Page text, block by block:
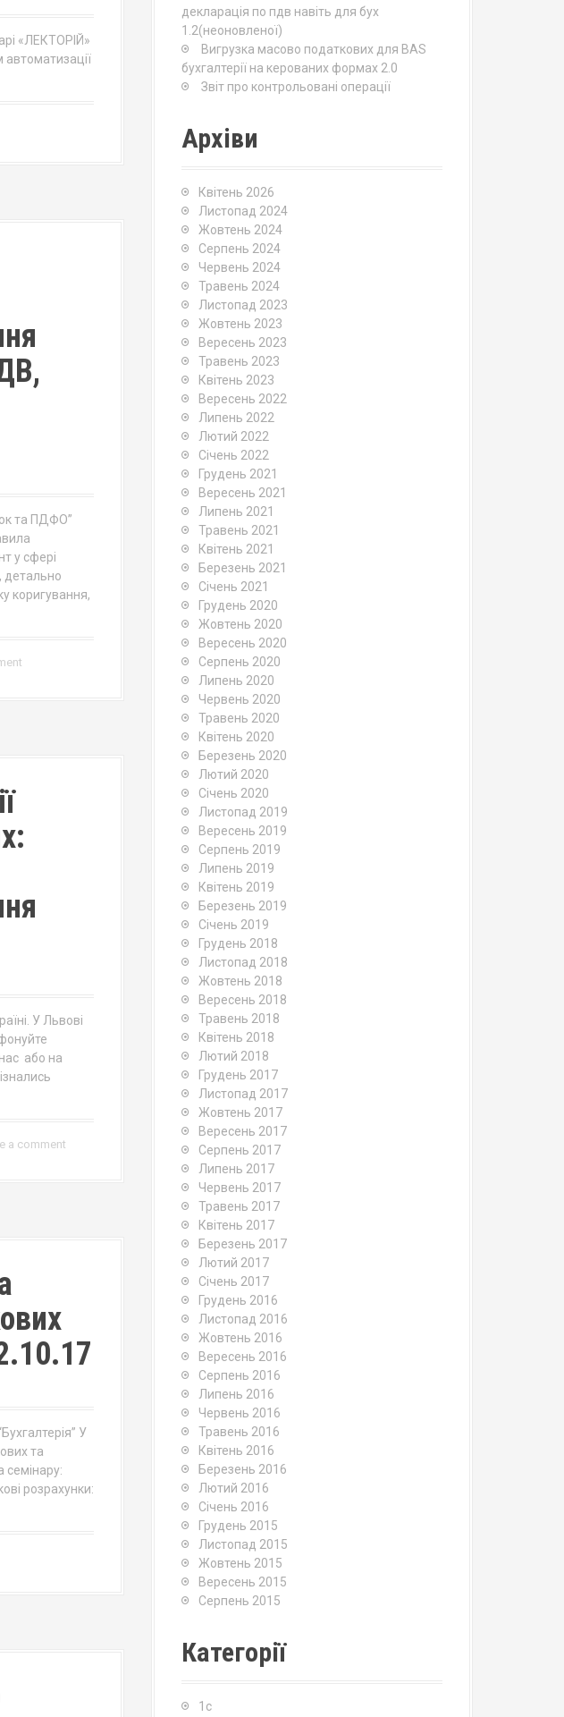
«ЛЕКТОРІЙ»
та ПДФО”
у сфері
детально
коригування,
У Львові
або на
a comment
У
та
семінару:
розрахунки:
декларація по пдв навіть для бух
1.2(неоновленої)
Вигрузка масово податкових для BAS
бухгалтерії на керованих формах 2.0
Звіт про контрольовані операції
Архіви
Квітень 2026
Листопад 2024
Жовтень 2024
Серпень 2024
Червень 2024
Травень 2024
Листопад 2023
Жовтень 2023
Вересень 2023
Травень 2023
Квітень 2023
Вересень 2022
Липень 2022
Лютий 2022
Січень 2022
Грудень 2021
Вересень 2021
Липень 2021
Травень 2021
Квітень 2021
Березень 2021
Січень 2021
Грудень 2020
Жовтень 2020
Вересень 2020
Серпень 2020
Липень 2020
Червень 2020
Травень 2020
Квітень 2020
Березень 2020
Лютий 2020
Січень 2020
Листопад 2019
Вересень 2019
Серпень 2019
Липень 2019
Квітень 2019
Березень 2019
Січень 2019
Грудень 2018
Листопад 2018
Жовтень 2018
Вересень 2018
Травень 2018
Квітень 2018
Лютий 2018
Грудень 2017
Листопад 2017
Жовтень 2017
Вересень 2017
Серпень 2017
Липень 2017
Червень 2017
Травень 2017
Квітень 2017
Березень 2017
Лютий 2017
Січень 2017
Грудень 2016
Листопад 2016
Жовтень 2016
Вересень 2016
Серпень 2016
Липень 2016
Червень 2016
Травень 2016
Квітень 2016
Березень 2016
Лютий 2016
Січень 2016
Грудень 2015
Листопад 2015
Жовтень 2015
Вересень 2015
Серпень 2015
Категорії
1c